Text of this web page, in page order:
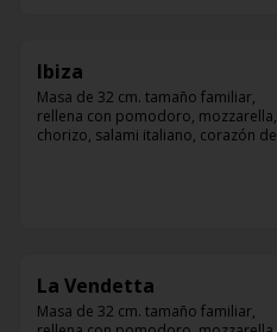
Ibiza
Masa de 32 cm. tamaño familiar,
rellena con pomodoro, mozzarella,
chorizo, salami italiano, corazón de
La Vendetta
Masa de 32 cm. tamaño familiar,